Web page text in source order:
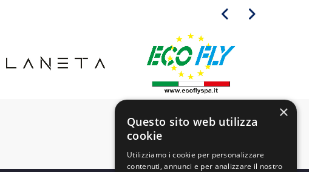
×
Questo sito web utilizza
cookie
Utilizziamo i cookie per personalizzare
contenuti, annunci e per analizzare il nostro